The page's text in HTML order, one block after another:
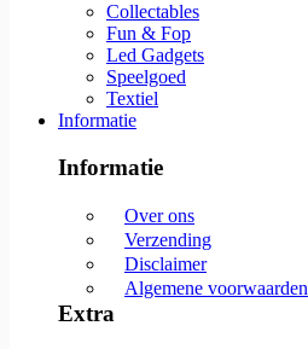
Collectables
Fun & Fop
Led Gadgets
Speelgoed
Textiel
Informatie
Informatie
Over ons
Verzending
Disclaimer
Algemene voorwaarden
Extra